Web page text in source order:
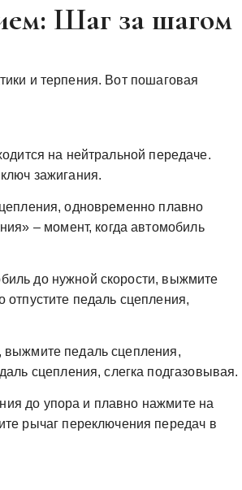
Шаг за шагом
и терпения. Вот пошаговая
на нейтральной передаче.
зажигания.
одновременно плавно
– момент, когда автомобиль
до нужной скорости, выжмите
педаль сцепления,
выжмите педаль сцепления,
сцепления, слегка подгазовывая.
до упора и плавно нажмите на
рычаг переключения передач в